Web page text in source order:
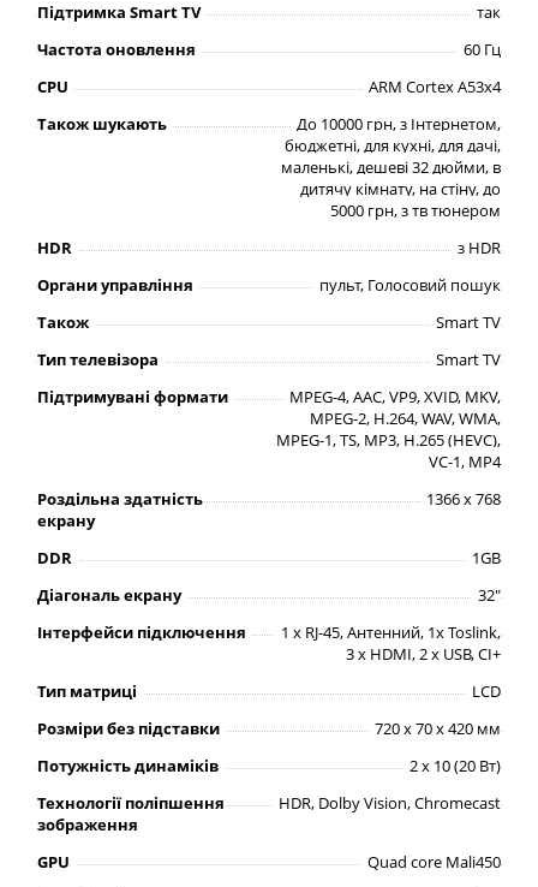
Підтримка Smart TV
так
Частота оновлення
60 Гц
CPU
ARM Cortex A53x4
Також шукають
До 10000 грн, з Інтернетом,
бюджетні, для кухні, для дачі,
маленькі, дешеві 32 дюйми, в
дитячу кімнату, на стіну, до
5000 грн, з тв тюнером
HDR
з HDR
Органи управління
пульт, Голосовий пошук
Також
Smart TV
Тип телевізора
Smart TV
Підтримувані формати
MPEG-4, AAC, VP9, XVID, MKV,
MPEG-2, H.264, WAV, WMA,
MPEG-1, TS, MP3, H.265 (HEVC),
VC-1, MP4
Роздільна здатність
екрану
1366 x 768
DDR
1GB
Діагональ екрану
32"
Інтерфейси підключення
1 x RJ-45, Антенний, 1x Toslink,
3 x HDMI, 2 x USB, CI+
Тип матриці
LCD
Розміри без підставки
720 х 70 х 420 мм
Потужність динаміків
2 х 10 (20 Вт)
Технології поліпшення
зображення
HDR, Dolby Vision, Chromecast
GPU
Quad core Mali450